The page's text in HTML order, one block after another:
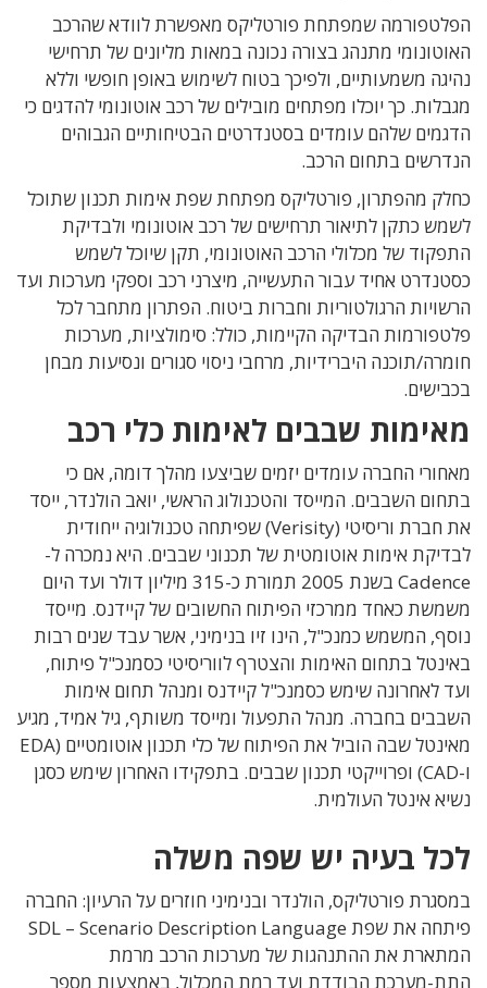
הפלטפורמה שמפתחת פורטליקס מאפשרת לוודא שהרכב
האוטונומי מתנהג בצורה נכונה במאות מליונים של תרחישי
נהיגה משמעותיים, ולפיכך בטוח לשימוש באופן חופשי וללא
מגבלות. כך יוכלו מפתחים מובילים של רכב אוטונומי להדגים כי
הדגמים שלהם עומדים בסטנדרטים הבטיחותיים הגבוהים
הנדרשים בתחום הרכב.
כחלק מהפתרון, פורטליקס מפתחת שפת אימות תכנון שתוכל
לשמש כתקן לתיאור תרחישים של רכב אוטונומי ולבדיקת
התפקוד של מכלולי הרכב האוטונומי, תקן שיוכל לשמש
כסטנדרט אחיד עבור התעשייה, מיצרני רכב וספקי מערכות ועד
הרשויות הרגולטוריות וחברות ביטוח. הפתרון מתחבר לכל
פלטפורמות הבדיקה הקיימות, כולל: סימולציות, מערכות
חומרה/תוכנה היברידיות, מרחבי ניסוי סגורים ונסיעות מבחן
בכבישים.
מאימות שבבים לאימות כלי רכב
מאחורי החברה עומדים יזמים שביצעו מהלך דומה, אם כי
בתחום השבבים. המייסד והטכנולוג הראשי, יואב הולנדר, ייסד
את חברת וריסיטי (Verisity) שפיתחה טכנולוגיה ייחודית
לבדיקת אימות אוטומטית של תכנוני שבבים. היא נמכרה ל-
Cadence בשנת 2005 תמורת כ-315 מיליון דולר ועד היום
משמשת כאחד ממרכזי הפיתוח החשובים של קיידנס. מייסד
נוסף, המשמש כמנכ"ל, הינו זיו בנימיני, אשר עבד שנים רבות
באינטל בתחום האימות והצטרף לווריסיטי כסמנכ"ל פיתוח,
ועד לאחרונה שימש כסמנכ"ל קיידנס ומנהל תחום אימות
השבבים בחברה. מנהל התפעול ומייסד משותף, גיל אמיד, מגיע
מאינטל שבה הוביל את הפיתוח של כלי תכנון אוטומטיים (EDA
ו-CAD) ופרוייקטי תכנון שבבים. בתפקידו האחרון שימש כסגן
נשיא אינטל העולמית.
לכל בעיה יש שפה משלה
במסגרת פורטליקס, הולנדר ובנימיני חוזרים על הרעיון: החברה
פיתחה את שפת SDL – Scenario Description Language
המתארת את ההתנהגות של מערכות הרכב מרמת
התת-מערכת הבודדת ועד רמת המכלול, באמצעות מספר